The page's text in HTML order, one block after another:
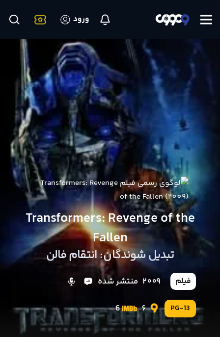
ورود
Transformers: Revenge of the
Fallen
تبدیل شوندگان: انتقام فالن
فیلم 2009 منتشر شده
PG-13
6
6